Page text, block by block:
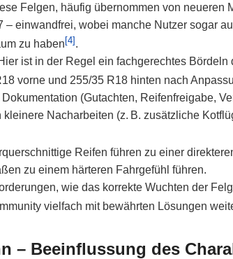
Felgen, häufig übernommen von neueren
– einwandfrei, wobei manche Nutzer sogar
zu haben[4] .
ist in der Regel ein fachgerechtes
vorne und 255/35 R18 hinten nach
(Gutachten, Reifenfreigabe,
Nacharbeiten (z. B. zusätzliche
Reifen führen zu einer
zu einem härteren Fahrgefühl führen.
wie das korrekte Wuchten der
vielfach mit bewährten Lösungen
– Beeinflussung des